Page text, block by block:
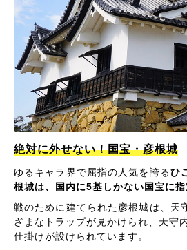
絶対に外せない！国宝・彦根城
ゆるキャラ界で屈指の人気を誇るひ
根城は、国内に5基しかない国宝に指
戦のために建てられた彦根城は、天
ざまなトラップが見かけられ、天守
仕掛けが設けられています。